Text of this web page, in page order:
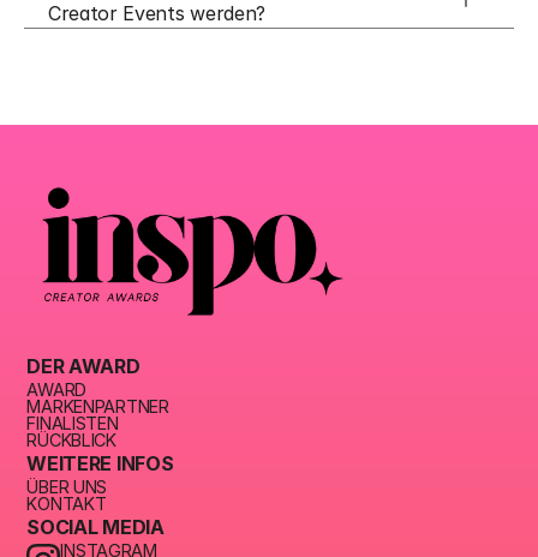
Creator Events werden?
DER AWARD
AWARD
MARKENPARTNER
FINALISTEN
RÜCKBLICK
WEITERE INFOS
ÜBER UNS
KONTAKT
SOCIAL MEDIA
INSTAGRAM